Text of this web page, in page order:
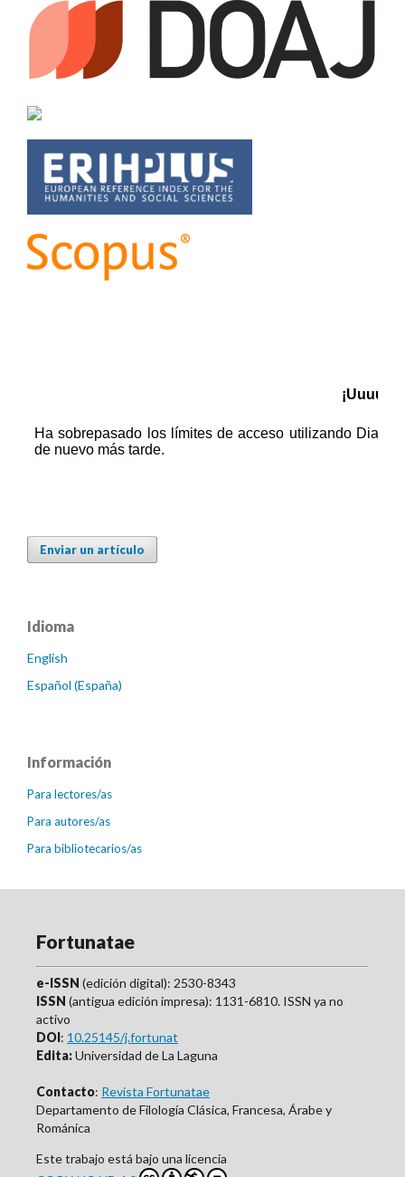
Enviar un artículo
Idioma
English
Español (España)
Información
Para lectores/as
Para autores/as
Para bibliotecarios/as
Fortunatae
e-ISSN (edición digital): 2530-8343
ISSN (antigua edición impresa): 1131-6810. ISSN ya no
activo
DOI: 10.25145/j.fortunat
Edita:Universidad de La Laguna
Contacto: Revista Fortunatae
Departamento de Filología Clásica, Francesa, Árabe y
Románica
Este trabajo está bajo una licencia